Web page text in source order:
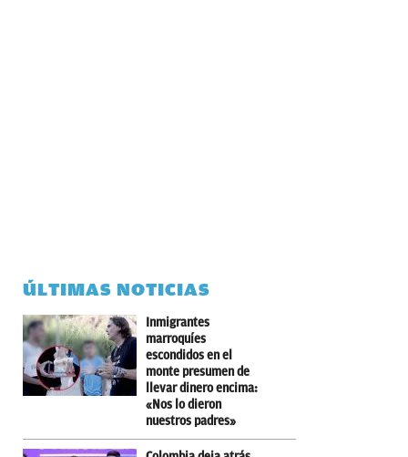
ÚLTIMAS NOTICIAS
Inmigrantes
marroquíes
escondidos en el
monte presumen de
llevar dinero encima:
«Nos lo dieron
nuestros padres»